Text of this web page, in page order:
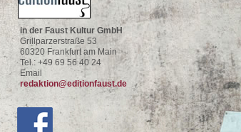
in der Faust Kultur GmbH
Grillparzerstraße 53
60320 Frankfurt am Main
Tel.: +49 69 56 40 24
Email
redaktion@editionfaust.de